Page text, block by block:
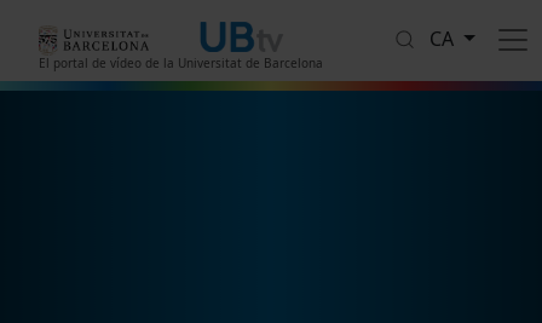
El portal de vídeo de la Universitat de Barcelona
CA